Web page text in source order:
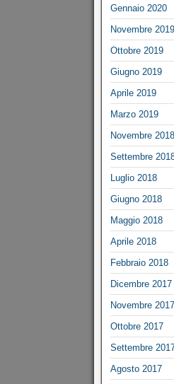
Gennaio 2020
Novembre 2019
Ottobre 2019
Giugno 2019
Aprile 2019
Marzo 2019
Novembre 2018
Settembre
Luglio 2018
Giugno 2018
Maggio 2018
Aprile 2018
Febbraio 2018
Dicembre 2017
Novembre 2017
Ottobre 2017
Settembre
Agosto 2017